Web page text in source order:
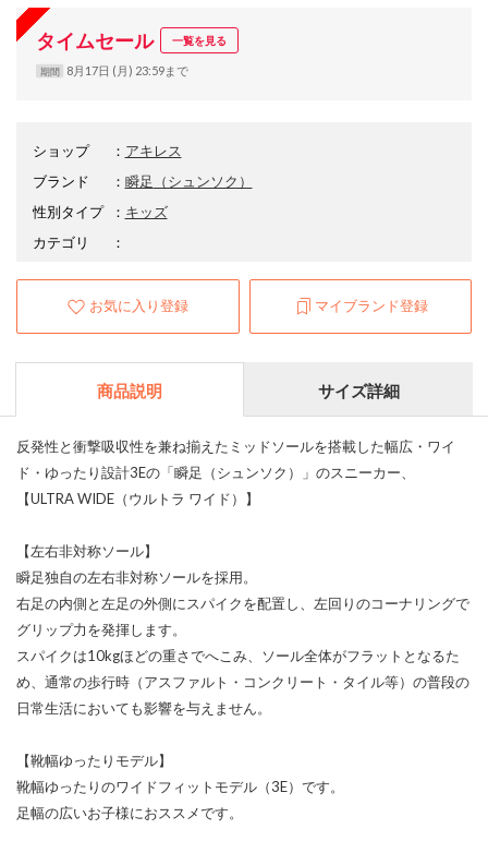
タイムセール 一覧を見る
期間 8月17日 (月) 23:59まで
ショップ ： アキレス
ブランド
： 瞬足 （シュンソク）
性別タイプ
： キッズ
カテゴリ
：
お気に入り登録 マイブランド登録
商品説明 サイズ詳細
反発性と衝撃吸収性を兼ね揃えたミッドソールを搭載した幅広・ワイ
ド・ゆったり設計3Eの「瞬足（シュンソク）」のスニーカー、
【ULTRA WIDE（ウルトラ ワイド）】
【左右非対称ソール】
瞬足独自の左右非対称ソールを採用。
右足の内側と左足の外側にスパイクを配置し、左回りのコーナリングで
グリップ力を発揮します。
スパイクは10kgほどの重さでへこみ、ソール全体がフラットとなるた
め、通常の歩行時（アスファルト・コンクリート・タイル等）の普段の
日常生活においても影響を与えません。
【靴幅ゆったりモデル】
靴幅ゆったりのワイドフィットモデル（3E）です。
足幅の広いお子様におススメです。